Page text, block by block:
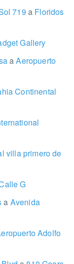
719 a Floridos
Gallery
aAeropuerto
Continental
villa primero de
G
a Avenida
Adolfo